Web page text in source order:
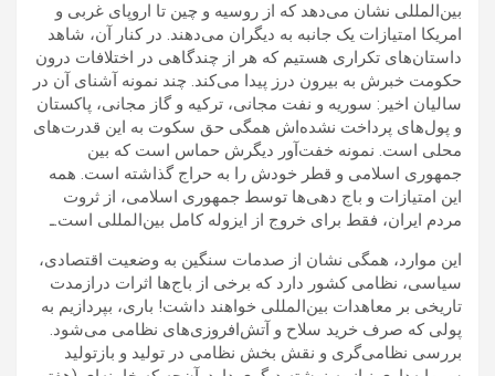
بین‌المللی نشان می‌دهد که از روسیه و چین تا اروپای غربی و
امریکا امتیازات یک جانبه به دیگران می‌دهند. در کنار آن، شاهد
داستان‌های تکراری هستیم که هر از چندگاهی در اختلافات درون
حکومت خبرش به بیرون درز پیدا می‌کند. چند نمونه آشنای آن در
سالیان اخیر: سوریه و نفت مجانی، ترکیه و گاز مجانی، پاکستان
و پول‌های پرداخت نشده‌اش همگی حق سکوت به این قدرت‌های
محلی است. نمونه خفت‌آور دیگرش حماس است که بین
جمهوری اسلامی و قطر خودش را به حراج گذاشته است. همه
این امتیازات و باج دهی‌ها توسط جمهوری اسلامی، از ثروت
مردم ایران، فقط برای خروج از ایزوله کامل بین‌المللی است.ـ
این موارد، همگی نشان از صدمات سنگین به وضعیت اقتصادی،
سیاسی، نظامی کشور دارد که برخی از باج‌ها اثرات درازمدت
تاریخی بر معاهدات بین‌المللی خواهند داشت! باری، بپردازیم به
پولی که صرف خرید سلاح و آتش‌افروزی‌های نظامی می‌شود.
بررسی نظامی‌گری و نقش بخش نظامی در تولید و بازتولید